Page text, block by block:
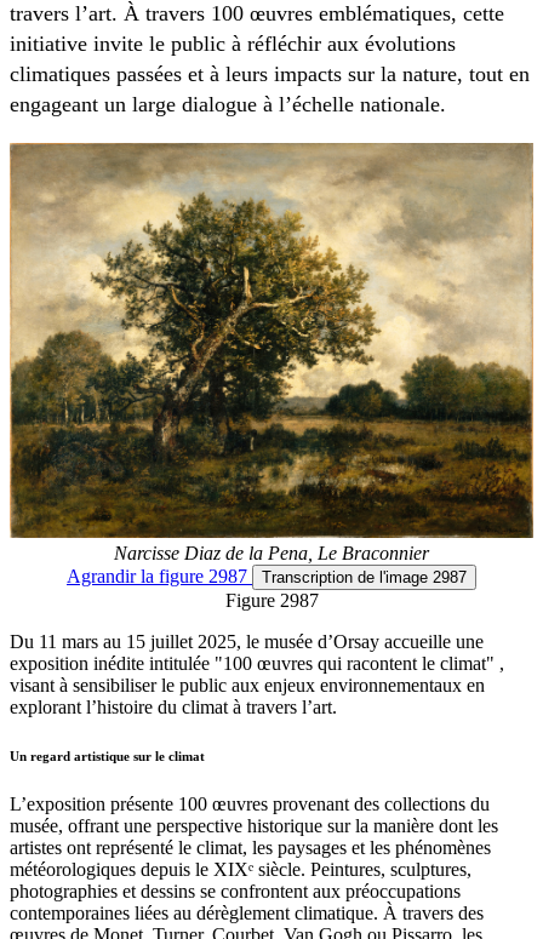
travers l’art. À travers 100 œuvres emblématiques, cette
initiative invite le public à réfléchir aux évolutions
climatiques passées et à leurs impacts sur la nature, tout en
engageant un large dialogue à l’échelle nationale.
Narcisse Diaz de la Pena, Le Braconnier
Agrandirla figure 2987 Transcription de l'image 2987
Figure 2987
Du 11 mars au 15 juillet 2025, le musée d’Orsay accueille une
exposition inédite intitulée "100 œuvres qui racontent le climat" ,
visant à sensibiliser le public aux enjeux environnementaux en
explorant l’histoire du climat à travers l’art.
Un regard artistique sur le climat
L’exposition présente 100 œuvres provenant des collections du
musée, offrant une perspective historique sur la manière dont les
artistes ont représenté le climat, les paysages et les phénomènes
météorologiques depuis le XIXᵉ siècle. Peintures, sculptures,
photographies et dessins se confrontent aux préoccupations
contemporaines liées au dérèglement climatique. À travers des
œuvres de Monet, Turner, Courbet, Van Gogh ou Pissarro, les